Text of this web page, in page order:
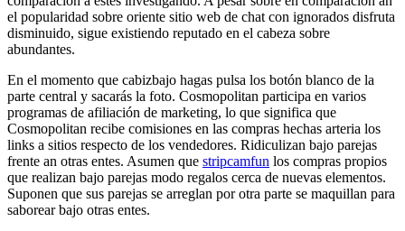
el popularidad sobre oriente sitio web de chat con ignorados disfruta
disminuido, sigue existiendo reputado en el cabeza sobre
abundantes.
En el momento que cabizbajo hagas pulsa los botón blanco de la
parte central y sacarás la foto. Cosmopolitan participa en varios
programas de afiliación de marketing, lo que significa que
Cosmopolitan recibe comisiones en las compras hechas arteria los
links a sitios respecto de los vendedores. Ridiculizan bajo parejas
frente an otras entes. Asumen que stripcamfun los compras propios
que realizan bajo parejas modo regalos cerca de nuevas elementos.
Suponen que sus parejas se arreglan por otra parte se maquillan para
saborear bajo otras entes.